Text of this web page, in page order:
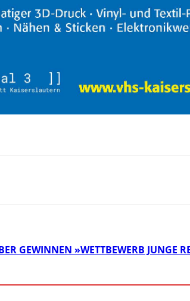
GEWINNEN »WETTBEWERB JUNGE